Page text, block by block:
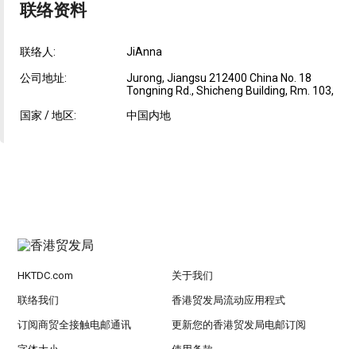
联络资料
联络人: JiAnna
公司地址:
Jurong, Jiangsu 212400 China No. 18
Tongning Rd., Shicheng Building, Rm. 103,
国家 / 地区:
中国内地
HKTDC.com 关于我们
联络我们 香港贸发局流动应用程式
订阅商贸全接触电邮通讯 更新您的香港贸发局电邮订阅